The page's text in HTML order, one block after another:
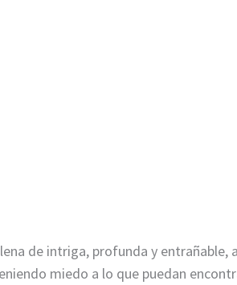
de intriga, profunda y entrañable,
miedo a lo que puedan